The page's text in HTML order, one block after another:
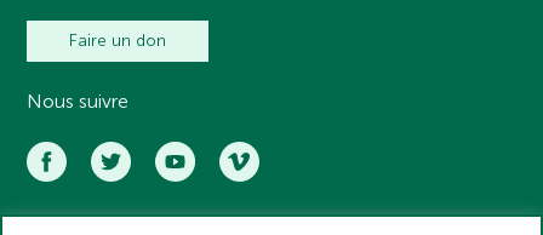
Faire un don
Nous suivre